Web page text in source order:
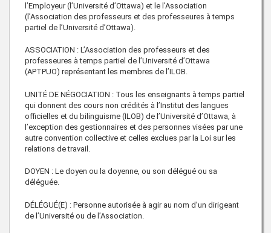
l’Employeur (l’Université d’Ottawa) et le l’Association
(l’Association des professeurs et des professeures à temps
partiel de l’Université d’Ottawa).
ASSOCIATION : L’Association des professeurs et des
professeures à temps partiel de l’Université d’Ottawa
(APTPUO) représentant les membres de l’ILOB.
UNITÉ DE NÉGOCIATION : Tous les enseignants à temps partiel
qui donnent des cours non crédités à l’Institut des langues
officielles et du bilinguisme (ILOB) de l’Université d’Ottawa, à
l’exception des gestionnaires et des personnes visées par une
autre convention collective et celles exclues par la Loi sur les
relations de travail.
DOYEN : Le doyen ou la doyenne, ou son délégué ou sa
déléguée.
DÉLÉGUÉ(E) : Personne autorisée à agir au nom d’un dirigeant
de l’Université ou de l’Association.